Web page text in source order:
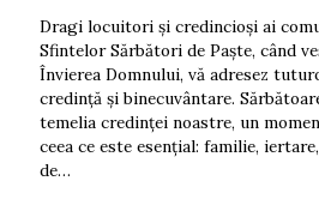
Dragi locuitori și credincioși ai
Sfintelor Sărbători de Paște, când
Învierea Domnului, vă adresez
credință și binecuvântare.
temelia credinței noastre, un
ceea ce este esențial: familie,
de…